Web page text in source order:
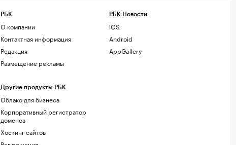
РБК
О компании
Контактная информация
Редакция
Размещение рекламы
Другие продукты РБК
Облако для бизнеса
Корпоративный регистратор
доменов
Хостинг сайтов
РБК Новости
iOS
Android
AppGallery